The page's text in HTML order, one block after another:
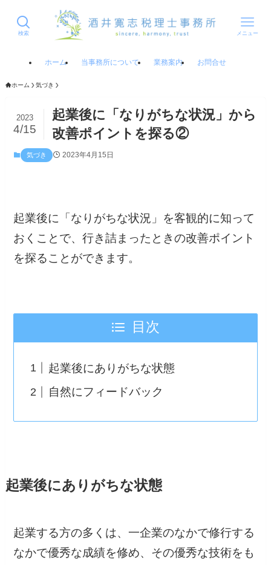
検索 メニュー
ホーム 当事務所について 業務案内 お問合せ
ホーム 気づき
起業後に「なりがちな状況」から
改善ポイントを探る②
2023
4/15
気づき 2023年4月15日
起業後に「なりがちな状況」を客観的に知って
おくことで、行き詰まったときの改善ポイント
を探ることができます。
目次
起業後にありがちな状態
自然にフィードバック
起業後にありがちな状態
起業する方の多くは、一企業のなかで修行する
なかで優秀な成績を修め、その優秀な技術をも